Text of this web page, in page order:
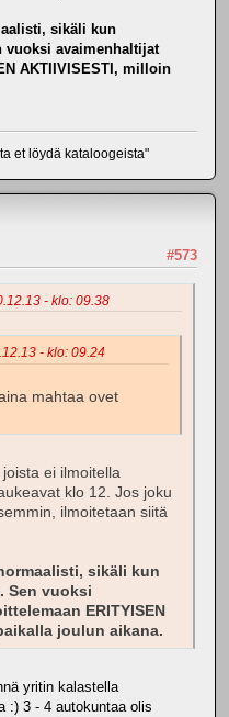
sikäli kun
vuoksi avaimenhaltijat
AKTIIVISESTI, milloin
et löydä kataloogeista"
#573
- klo: 09.38
- klo: 09.24
mahtaa ovet
ei ilmoitella
klo 12. Jos joku
ilmoitetaan siitä
sikäli kun
Sen vuoksi
ERITYISEN
joulun aikana.
yritin kalastella
:) 3 - 4 autokuntaa olis